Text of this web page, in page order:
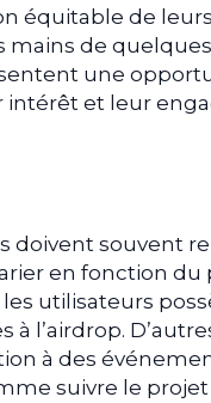
équitable de
de
une
et leur
doivent souvent
en fonction du
utilisateurs
l’airdrop.
à des
suivre le